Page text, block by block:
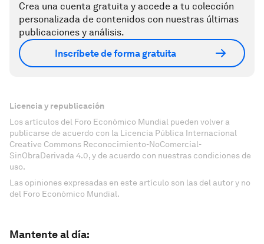
Crea una cuenta gratuita y accede a tu colección
personalizada de contenidos con nuestras últimas
publicaciones y análisis.
Inscríbete de forma gratuita
Licencia y republicación
Los artículos del Foro Económico Mundial pueden volver a
publicarse de acuerdo con la Licencia Pública Internacional
Creative Commons Reconocimiento-NoComercial-
SinObraDerivada 4.0, y de acuerdo con nuestras condiciones de
uso.
Las opiniones expresadas en este artículo son las del autor y no
del Foro Económico Mundial.
Mantente al día: